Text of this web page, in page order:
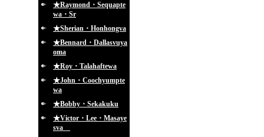
★Raymond・Sequapte
wa・Sr
★Sherian・Honhongva
★Bennard・Dallasvuya
oma
★Roy・Talahaftewa
★John・Coochyumpte
wa
★Bobby・Sekakuku
★Victor・Lee・Masaye
sva